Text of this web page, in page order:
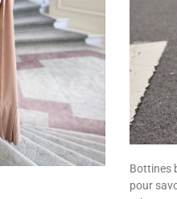
Bottines
pour